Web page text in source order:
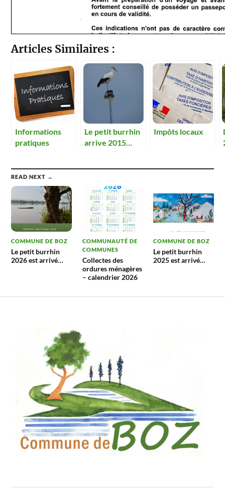
Articles Similaires :
Informations
pratiques
Le petit burrhin
arrive 2015…
Impôts locaux
READ NEXT →
COMMUNE DE BOZ
Le petit burrhin
2026 est arrivé…
COMMUNAUTÉ DE
COMMUNES
Collectes des
ordures ménagères
– calendrier 2026
COMMUNE DE BOZ
Le petit burrhin
2025 est arrivé…